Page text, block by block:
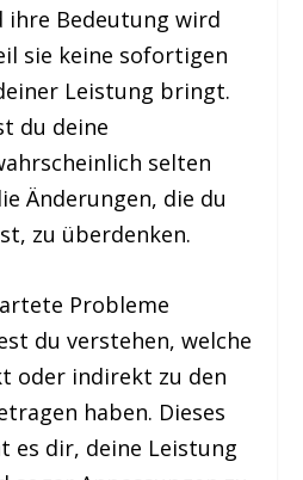
ihre Bedeutung wird
sie keine sofortigen
Leistung bringt.
du deine
selten
Änderungen, die du
zu überdenken.
Probleme
du verstehen, welche
oder indirekt zu den
haben. Dieses
es dir, deine Leistung